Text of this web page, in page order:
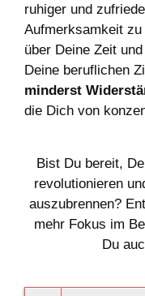
ruhiger und
Aufmerksamkeit
über Deine Zeit
Deine beruflichen
minderst
die Dich von
Bist Du bereit,
revolutionieren
auszubrennen?
mehr Fokus im
Du